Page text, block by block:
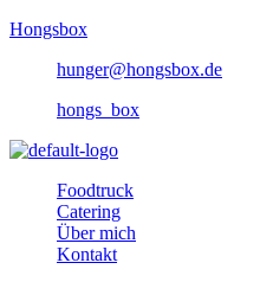
Zum
springen
Hongsbox
hunger@hongsbox.de
hongs_box
Foodtruck
Catering
Über mich
Kontakt